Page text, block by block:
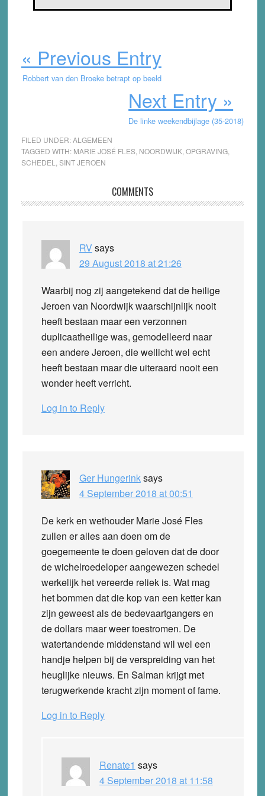
« Previous Entry
Robbert van den Broeke betrapt op beeld
Next Entry »
De linke weekendbijlage (35-2018)
FILED UNDER:ALGEMEEN
TAGGED WITH: MARIE JOSÉ FLES, NOORDWIJK, OPGRAVING,
SCHEDEL
SINT JEROEN
Interactions
COMMENTS
RV says
29 August 2018 at 21:26
Waarbij nog zij aangetekend dat de heilige
Jeroen van Noordwijk waarschijnlijk nooit
heeft bestaan maar een verzonnen
duplicaatheilige was, gemodelleerd naar
een andere Jeroen, die wellicht wel echt
heeft bestaan maar die uiteraard nooit een
wonder heeft verricht.
Log in to Reply
Ger Hungerinksays
4 September 2018 at 00:51
De kerk en wethouder Marie José Fles
zullen er alles aan doen om de
goegemeente te doen geloven dat de door
de wichelroedeloper aangewezen schedel
werkelijk het vereerde reliek is. Wat mag
het bommen dat die kop van een ketter kan
zijn geweest als de bedevaartgangers en
de dollars maar weer toestromen. De
watertandende middenstand wil wel een
handje helpen bij de verspreiding van het
heuglijke nieuws. En Salman krijgt met
terugwerkende kracht zijn moment of fame.
Log in to Reply
Renate1 says
4 September 2018 at 11:58